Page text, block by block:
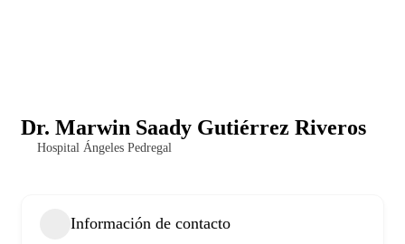
Dr. Marwin Saady Gutiérrez Riveros
Hospital Ángeles Pedregal
Información de contacto